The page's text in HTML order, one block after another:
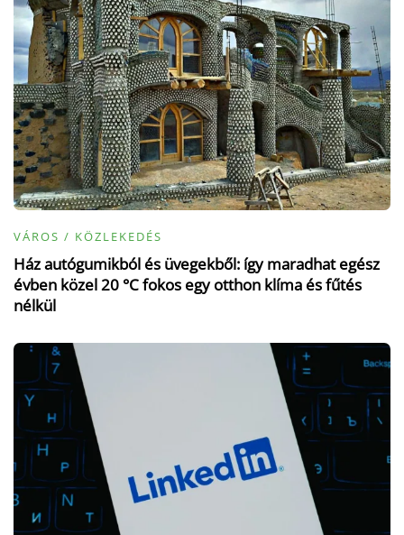
VÁROS / KÖZLEKEDÉS
Ház autógumikból és üvegekből: így maradhat egész
évben közel 20 °C fokos egy otthon klíma és fűtés
nélkül